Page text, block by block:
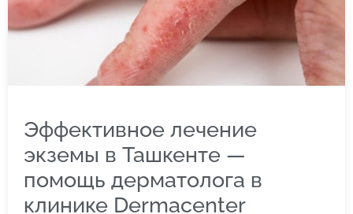
Эффективное лечение
экземы в Ташкенте —
помощь дерматолога в
клинике Dermacenter